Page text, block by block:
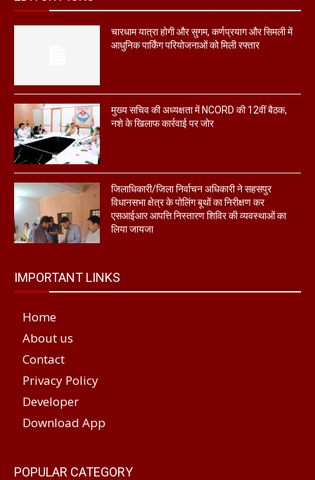
चारधाम यात्रा होगी और सुगम, कर्णप्रयाग और सिमली में
आधुनिक पार्किंग परियोजनाओं को मिली रफ्तार
मुख्य सचिव की अध्यक्षता में NCORD की 12वीं बैठक,
नशे के खिलाफ कार्रवाई पर जोर
जिलाधिकारी/जिला निर्वाचन अधिकारी ने सहसपुर
विधानसभा क्षेत्र के पोलिंग बूथों का निरीक्षण कर
एसआईआर आपत्ति निस्तारण शिविर की व्यवस्थाओं का
लिया जायजा
IMPORTANT LINKS
Home
About us
Contact
Privacy Policy
Developer
Download App
POPULAR CATEGORY